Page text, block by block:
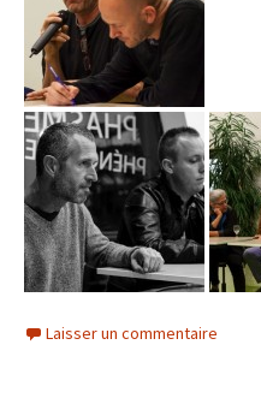
Laisser un commentaire